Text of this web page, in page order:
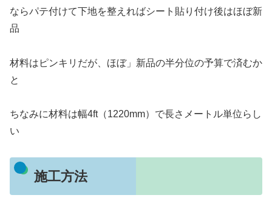
ならパテ付けて下地を整えればシート貼り付け後はほぼ新
品
材料はピンキリだが、ほぼ」新品の半分位の予算で済むか
と
ちなみに材料は幅4ft（1220mm）で長さメートル単位らし
い
施工方法